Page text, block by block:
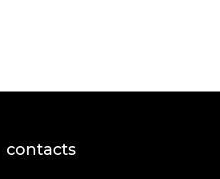
contacts